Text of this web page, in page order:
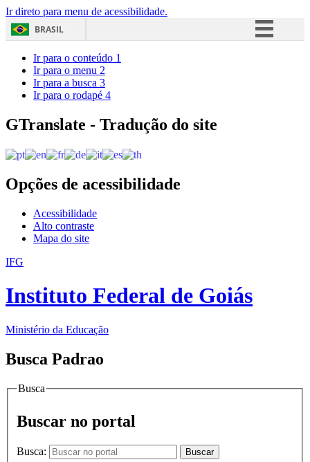
Ir direto para menu de acessibilidade.
BRASIL
Acesso à informação
Ir para o conteúdo 1
Ir para o menu 2
Ir para a busca 3
Ir para o rodapé 4
GTranslate - Tradução do site
Opções de acessibilidade
Acessibilidade
Alto contraste
Mapa do site
IFG
Instituto Federal de Goiás
Ministério da Educação
Busca Padrao
Busca
Buscar no portal
Busca: Buscar